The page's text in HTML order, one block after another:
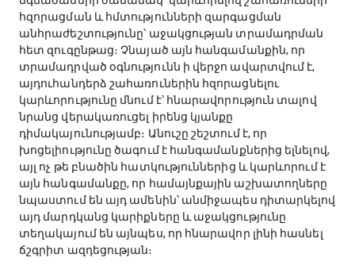
հզորացման և հմտությունների զարգացման
անհրաժեշտությունը՝ աջակցության տրամադրման
հետ զուգընթաց։ Չնայած այն հանգամանքին, որ
տրամադրված օգնությունն ի վերջո ավարտվում է,
այդուհանդերձ շահառուներին հզորացնելու
կարևորությունը մնում է՝ հնարավորություն տալով
նրանց վերակառուցել իրենց կյանքը
դիմակայունությամբ։ Անուշը շեշտում է, որ
խոցելիությունը ծագում է հանգամանքներից ելնելով,
այլ ոչ թե բնածին հատկություններից և կարևորում է
այն հանգամանքը, որ համայնքային աշխատողները
նպաստում են այդ ամենին՝ անմիջապես դիտարկելով
այդ մարդկանց կարիքները և աջակցությունը
տեղակայում են այնպես, որ հնարավոր լինի հասնել
ճշգրիտ ազդեցության։